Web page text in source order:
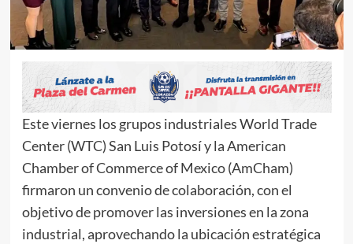
Este viernes los grupos industriales World Trade
Center (WTC) San Luis Potosí y la American
Chamber of Commerce of Mexico (AmCham)
firmaron un convenio de colaboración, con el
objetivo de promover las inversiones en la zona
industrial, aprovechando la ubicación estratégica